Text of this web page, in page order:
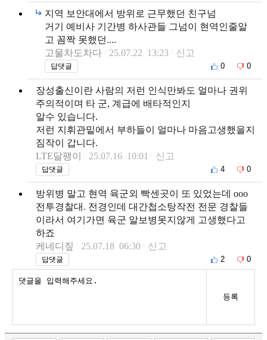
지역 보안대에서 방위로 근무했던 친구넘
거기 예비사 기간병 하사관들 그넘이 현역인줄알
고 꼼짝 못했던....
고물차도차다
25.07.22 13:23 신고
답댓글 0 0
장성출신이란 사람의 저런 인식만봐도 얼마나 권위
주의적이며 타 군, 계급에 배타적인지
알수 있습니다.
저런 지휘관밑에서 부하들이 얼마나 마음고생했을지
짐작이 갑니다.
LTE달팽이
25.07.16 10:01 신고
답댓글 4 0
방위병 말고 현역 육군외 빡센곳이 또 있었는데 ooo
전투경찰대. 전경인데 대간첩소탕작전 전문 경찰들
이라서 여기가면 육군 알보병못지않게 고생했다고
하죠
케네디짚
25.07.18 06:30 신고
답댓글 2 0
등록